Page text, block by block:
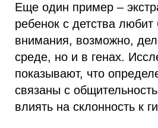
Еще один пример –
ребенок с детства
внимания, возможно,
среде, но и в генах.
показывают, что
связаны с
влиять на склонность к